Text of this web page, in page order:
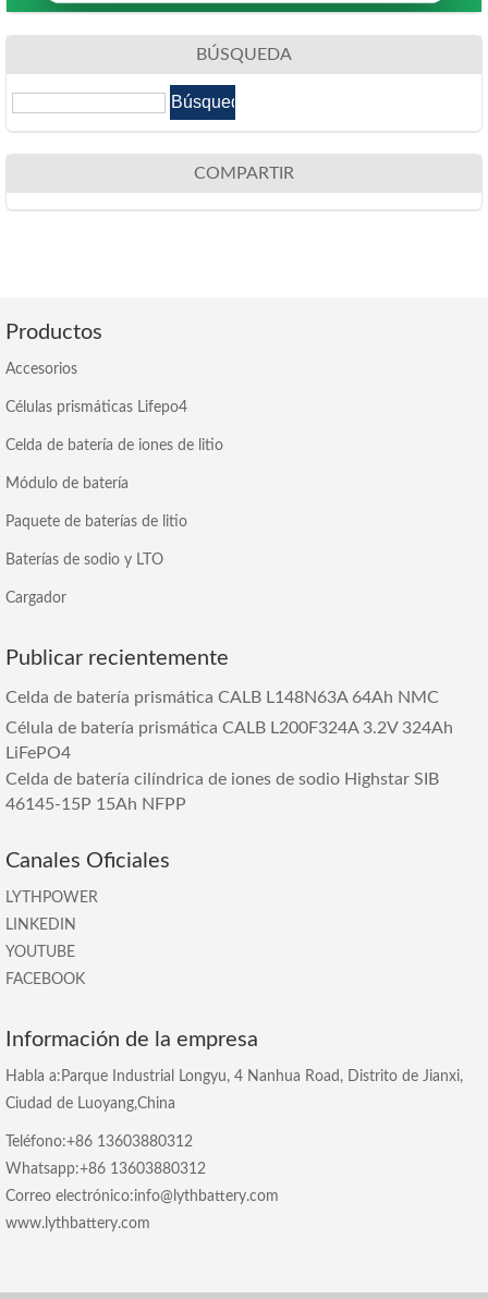
BÚSQUEDA
COMPARTIR
Productos
Accesorios
Células prismáticas Lifepo4
Celda de batería de iones de litio
Módulo de batería
Paquete de baterías de litio
Baterías de sodio y LTO
Cargador
Publicar recientemente
Celda de batería prismática CALB L148N63A 64Ah NMC
Célula de batería prismática CALB L200F324A 3.2V 324Ah
LiFePO4
Celda de batería cilíndrica de iones de sodio Highstar SIB
46145-15P 15Ah NFPP
Canales Oficiales
LYTHPOWER
LINKEDIN
YOUTUBE
FACEBOOK
Información de la empresa
Habla a:Parque Industrial Longyu, 4 Nanhua Road, Distrito de Jianxi,
Ciudad de Luoyang,China
Teléfono:+86 13603880312
Whatsapp:+86 13603880312
Correo electrónico:info@lythbattery.com
www.lythbattery.com